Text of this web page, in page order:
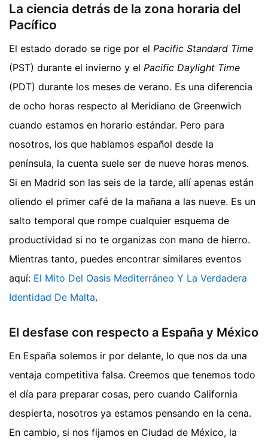
La ciencia detrás de la zona horaria del
Pacífico
El estado dorado se rige por el Pacific Standard Time
(PST) durante el invierno y el Pacific Daylight Time
(PDT) durante los meses de verano. Es una diferencia
de ocho horas respecto al Meridiano de Greenwich
cuando estamos en horario estándar. Pero para
nosotros, los que hablamos español desde la
península, la cuenta suele ser de nueve horas menos.
Si en Madrid son las seis de la tarde, allí apenas están
oliendo el primer café de la mañana a las nueve. Es un
salto temporal que rompe cualquier esquema de
productividad si no te organizas con mano de hierro.
Mientras tanto, puedes encontrar similares eventos
aquí: El Mito Del Oasis Mediterráneo Y La Verdadera
Identidad De Malta.
El desfase con respecto a España y México
En España solemos ir por delante, lo que nos da una
ventaja competitiva falsa. Creemos que tenemos todo
el día para preparar cosas, pero cuando California
despierta, nosotros ya estamos pensando en la cena.
En cambio, si nos fijamos en Ciudad de México, la